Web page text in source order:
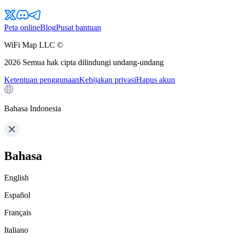
Peta onlineBlogPusat bantuan
WiFi Map LLC ©
2026 Semua hak cipta dilindungi undang-undang
Ketentuan penggunaanKebijakan privasiHapus akun
Bahasa Indonesia
Bahasa
English
Español
Français
Italiano